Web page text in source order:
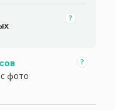
фото